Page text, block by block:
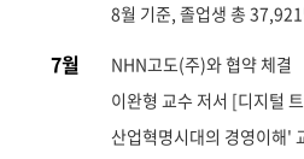
8월 기준, 졸업생 총
7월
NHN고도(주)와 협약 체결
이완형 교수 저서 [디지털
산업혁명시대의 경영이해'